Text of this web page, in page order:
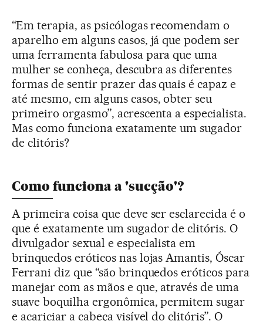
“Em terapia, as psicólogas recomendam o
aparelho em alguns casos, já que podem ser
uma ferramenta fabulosa para que uma
mulher se conheça, descubra as diferentes
formas de sentir prazer das quais é capaz e
até mesmo, em alguns casos, obter seu
primeiro orgasmo”, acrescenta a especialista.
Mas como funciona exatamente um sugador
de clitóris?
Como funciona a 'sucção'?
A primeira coisa que deve ser esclarecida é o
que é exatamente um sugador de clitóris. O
divulgador sexual e especialista em
brinquedos eróticos nas lojas Amantis, Óscar
Ferrani diz que “são brinquedos eróticos para
manejar com as mãos e que, através de uma
suave boquilha ergonômica, permitem sugar
e acariciar a cabeça visível do clitóris”. O